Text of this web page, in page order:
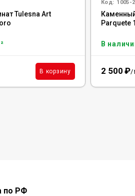
Tulesna Art
В корзину
Код: 1005-2
Parquete
В
2 500 ₽/
по РФ